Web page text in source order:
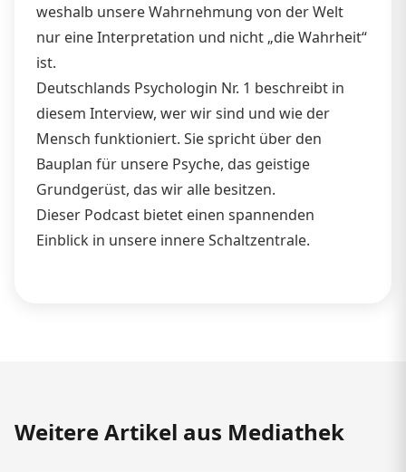
weshalb unsere Wahrnehmung von der Welt
nur eine Interpretation und nicht „die Wahrheit“
ist.
Deutschlands Psychologin Nr. 1 beschreibt in
diesem Interview, wer wir sind und wie der
Mensch funktioniert. Sie spricht über den
Bauplan für unsere Psyche, das geistige
Grundgerüst, das wir alle besitzen.
Dieser Podcast bietet einen spannenden
Einblick in unsere innere Schaltzentrale.
Weitere Artikel aus Mediathek